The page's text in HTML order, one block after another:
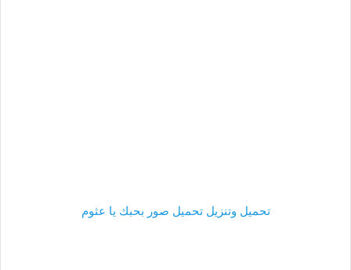
تحميل وتنزيل تحميل صور بحبك يا عثوم